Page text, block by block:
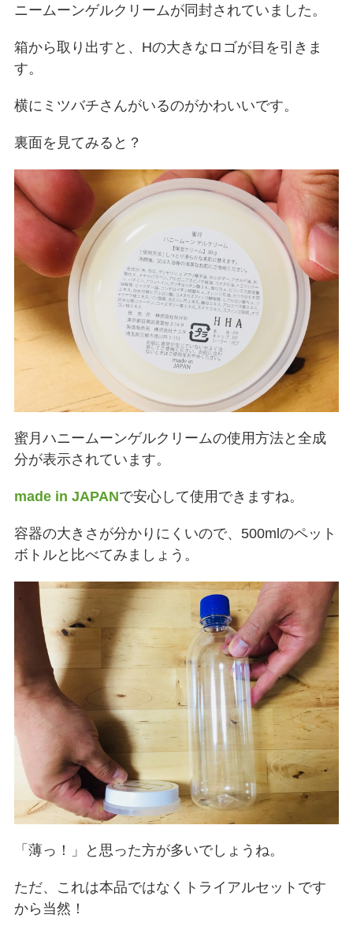
ニームーンゲルクリームが同封されていました。
箱から取り出すと、Hの大きなロゴが目を引きま
す。
横にミツバチさんがいるのがかわいいです。
裏面を見てみると？
蜜月ハニームーンゲルクリームの使用方法と全成
分が表示されています。
made in JAPANで安心して使用できますね。
容器の大きさが分かりにくいので、500mlのペット
ボトルと比べてみましょう。
「薄っ！」と思った方が多いでしょうね。
ただ、これは本品ではなくトライアルセットです
から当然！